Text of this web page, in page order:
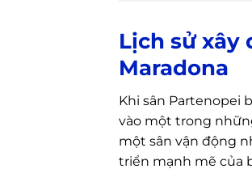
Lịch sử xây
Maradona
Khi sân Partenopei
vào một trong
một sân vận động
triển mạnh mẽ của